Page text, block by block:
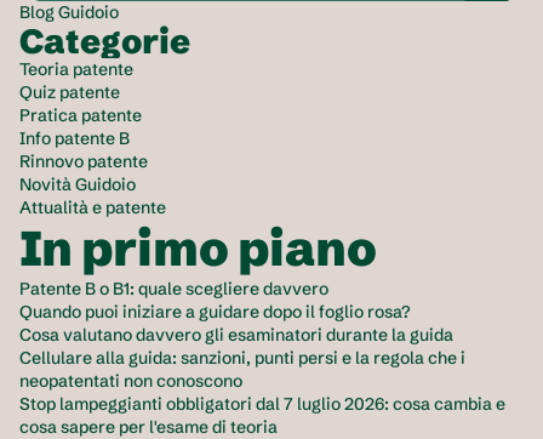
Blog Guidoio
Categorie
Teoria patente
Quiz patente
Pratica patente
Info patente B
Rinnovo patente
Novità Guidoio
Attualità e patente
In primo piano
Patente B o B1: quale scegliere davvero
Quando puoi iniziare a guidare dopo il foglio rosa?
Cosa valutano davvero gli esaminatori durante la guida
Cellulare alla guida: sanzioni, punti persi e la regola che i
neopatentati non conoscono
Stop lampeggianti obbligatori dal 7 luglio 2026: cosa cambia e
cosa sapere per l'esame di teoria